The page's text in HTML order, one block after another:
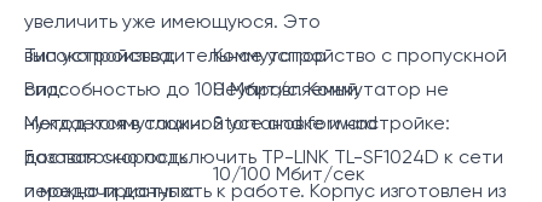
увеличить уже имеющуюся. Это
высокопроизводительное устройство с пропускной
способностью до 100 Мбит/с. Коммутатор не
нуждается в сложной установке и настройке:
достаточно подключить TP-LINK TL-SF1024D к сети
и можно приступать к работе. Корпус изготовлен из
Тип устройства:
Коммутатор
Вид:
Неуправляемый
Метод коммутации: Store and forward
Базовая скорость
передачи данных:
10/100 Мбит/сек